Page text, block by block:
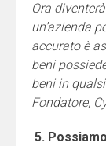
Ora
un’azienda
accurato è
beni
beni in
Fondatore,
5.